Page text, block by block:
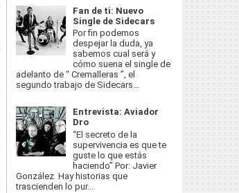
Fan de ti: Nuevo
Single de Sidecars
Por fin podemos
despejar la duda, ya
sabemos cual será y
cómo suena el single de
adelanto de “ Cremalleras ”, el
segundo trabajo de Sidecars...
Entrevista: Aviador
Dro
“El secreto de la
supervivencia es que te
guste lo que estás
haciendo” Por: Javier
González Hay historias que
trascienden lo pur...